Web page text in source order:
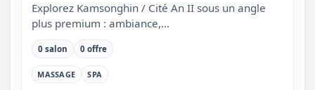
Explorez Kamsonghin / Cité An II sous un angle
plus premium : ambiance,...
0 salon 0 offre
MASSAGE SPA